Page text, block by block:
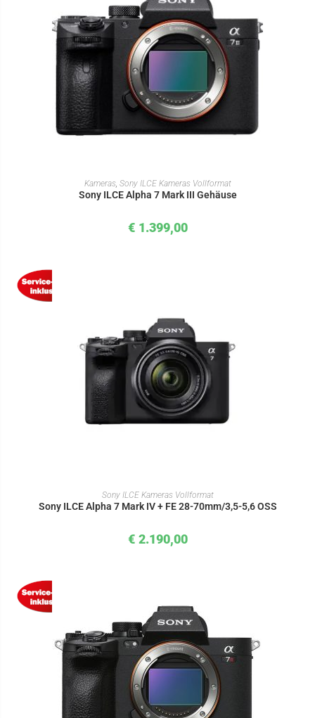
IN DEN WARENKORB
Kameras, Sony ILCE Kameras Vollformat
Sony ILCE Alpha 7 Mark III Gehäuse
€ 1.399,00
IN DEN WARENKORB
Sony ILCE Kameras Vollformat
Sony ILCE Alpha 7 Mark IV + FE 28-70mm/3,5-5,6 OSS
€ 2.190,00